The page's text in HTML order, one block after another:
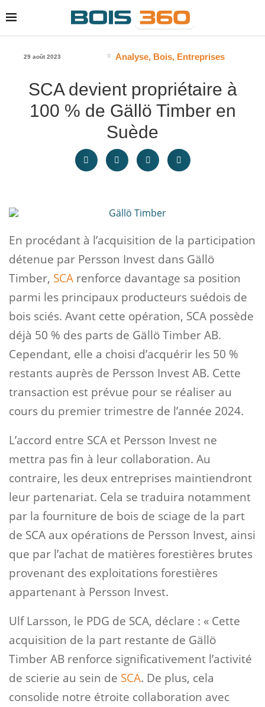
29 août 2023 Analyse, Bois, Entreprises
SCA devient propriétaire à
100 % de Gällö Timber en
Suède
En procédant à l’acquisition de la participation
détenue par Persson Invest dans Gällö
Timber, SCA renforce davantage sa position
parmi les principaux producteurs suédois de
bois sciés. Avant cette opération, SCA possède
déjà 50 % des parts de Gällö Timber AB.
Cependant, elle a choisi d’acquérir les 50 %
restants auprès de Persson Invest AB. Cette
transaction est prévue pour se réaliser au
cours du premier trimestre de l’année 2024.
L’accord entre SCA et Persson Invest ne
mettra pas fin à leur collaboration. Au
contraire, les deux entreprises maintiendront
leur partenariat. Cela se traduira notamment
par la fourniture de bois de sciage de la part
de SCA aux opérations de Persson Invest, ainsi
que par l’achat de matières forestières brutes
provenant des exploitations forestières
appartenant à Persson Invest.
Ulf Larsson, le PDG de SCA, déclare : « Cette
acquisition de la part restante de Gällö
Timber AB renforce significativement l’activité
de scierie au sein de SCA. De plus, cela
consolide notre étroite collaboration avec